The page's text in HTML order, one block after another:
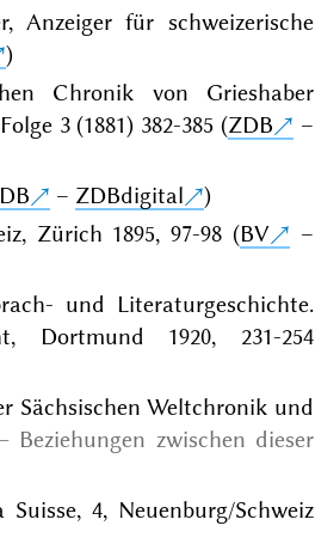
Anzeiger für schweizerische
)
Chronik von Grieshaber
3 (1881) 382-385 (ZDB
–
– ZDBdigital
)
Zürich 1895, 97-98 (BV
–
und Literaturgeschichte.
Dortmund 1920, 231-254
Sächsischen Weltchronik und
Beziehungen zwischen dieser
4, Neuenburg/Schweiz